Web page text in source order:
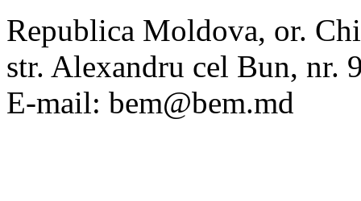
Republica Moldova, or.
str. Alexandru cel Bun, nr.
E-mail: bem@bem.md